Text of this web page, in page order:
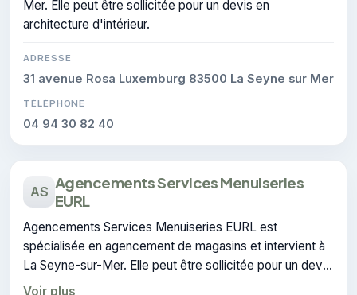
Mer. Elle peut être sollicitée pour un devis en
architecture d'intérieur.
ADRESSE
31 avenue Rosa Luxemburg 83500 La Seyne sur Mer
TÉLÉPHONE
04 94 30 82 40
AS Agencements Services Menuiseries
EURL
Agencements Services Menuiseries EURL est
spécialisée en agencement de magasins et intervient à
La Seyne-sur-Mer. Elle peut être sollicitée pour un devis
en architecture d'intérieur.
Voir plus